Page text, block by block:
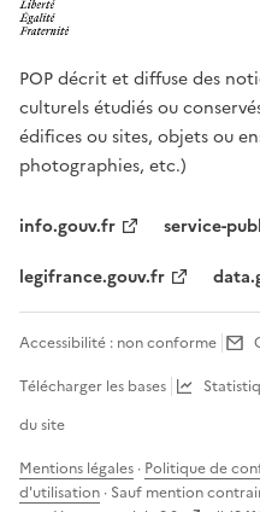
POP décrit et diffuse des
culturels étudiés ou
édifices ou sites, objets ou
photographies, etc.)
info.gouv.fr
service-
legifrance.gouv.fr
Accessibilité : non conforme
Télécharger les bases
du site
Mentions légales · Politique de
d'utilisation · Sauf mention